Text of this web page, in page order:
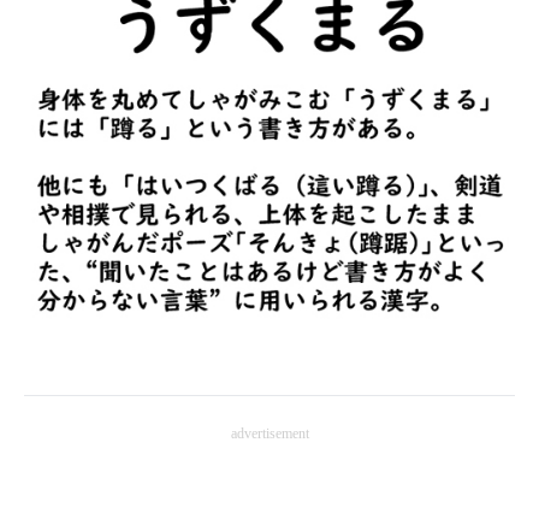
ビジネスと働き方のヒント
企業ITのトレンドを詳説
経営リーダーのコミュニティ
マーケ×ITの今がよく分かる
ITエンジニア向け専門サイト
製造業のIT導入・活用を支援advertisement